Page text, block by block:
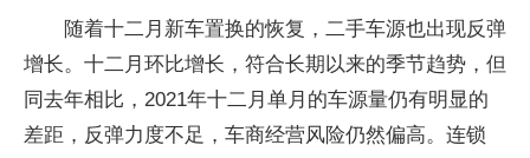
随着十二月新车置换的恢复，二手车源也出现反弹
增长。十二月环比增长，符合长期以来的季节趋势，但
同去年相比，2021年十二月单月的车源量仍有明显的
差距，反弹力度不足，车商经营风险仍然偏高。连锁